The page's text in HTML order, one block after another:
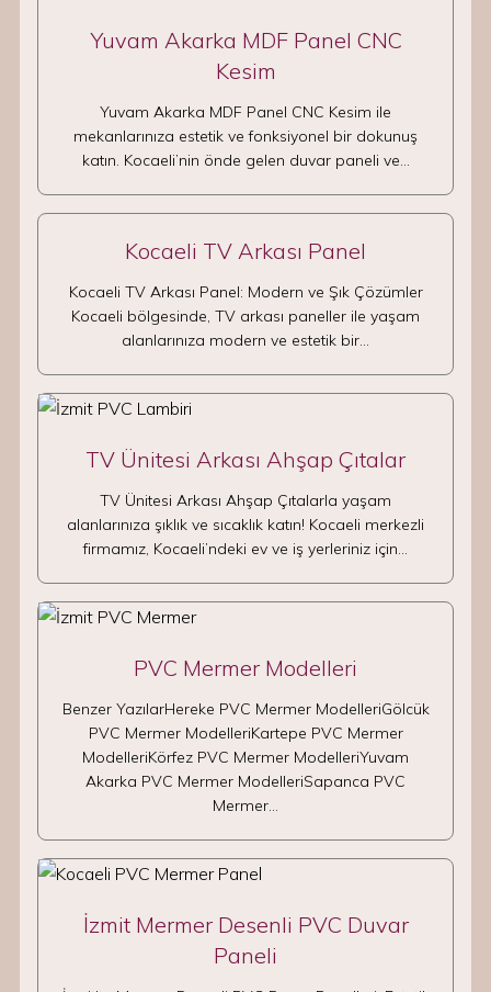
Yuvam Akarka MDF Panel CNC
Kesim
Yuvam Akarka MDF Panel CNC Kesim ile
mekanlarınıza estetik ve fonksiyonel bir dokunuş
katın. Kocaeli’nin önde gelen duvar paneli ve…
Kocaeli TV Arkası Panel
Kocaeli TV Arkası Panel: Modern ve Şık Çözümler
Kocaeli bölgesinde, TV arkası paneller ile yaşam
alanlarınıza modern ve estetik bir…
TV Ünitesi Arkası Ahşap Çıtalar
TV Ünitesi Arkası Ahşap Çıtalarla yaşam
alanlarınıza şıklık ve sıcaklık katın! Kocaeli merkezli
firmamız, Kocaeli’ndeki ev ve iş yerleriniz için…
PVC Mermer Modelleri
Benzer YazılarHereke PVC Mermer ModelleriGölcük
PVC Mermer ModelleriKartepe PVC Mermer
ModelleriKörfez PVC Mermer ModelleriYuvam
Akarka PVC Mermer ModelleriSapanca PVC
Mermer…
İzmit Mermer Desenli PVC Duvar
Paneli